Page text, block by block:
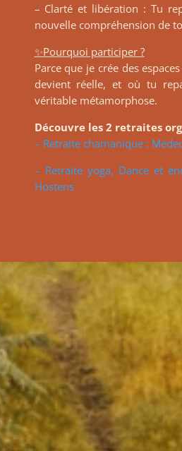
– Clarté et libération : Tu
nouvelle compréhension de
✨Pourquoi participer ?
Parce que je crée des
devient réelle, et où tu
véritable métamorphose.
Découvre les 2 retraites
– Retraite chamanique :
– Retraite yoga, Dance et
Hostens